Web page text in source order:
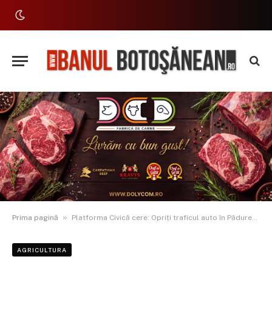
Prima pagină » Platforma Civică cere: Opriți traficul auto în Pădurea Băneasa – ‘Pe aici nu se trece!’
AGRICULTURA